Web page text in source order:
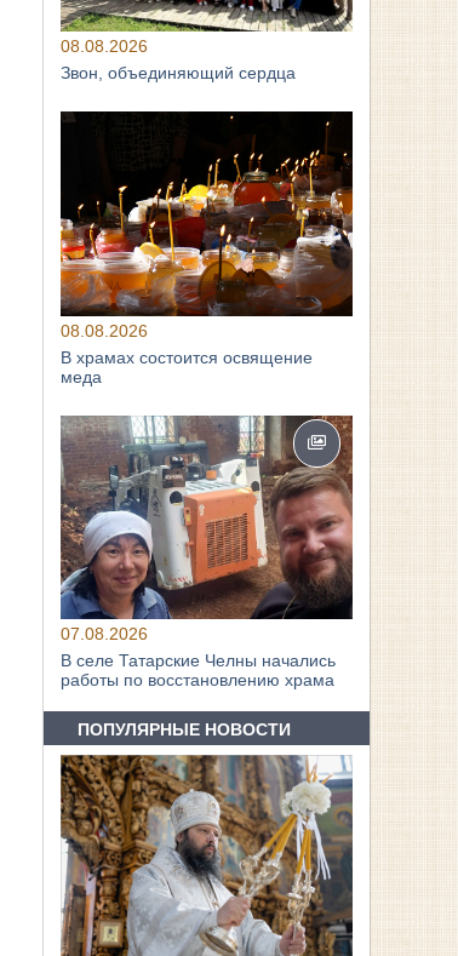
08.08.2026
Звон, объединяющий сердца
08.08.2026
В храмах состоится освящение
меда
07.08.2026
В селе Татарские Челны начались
работы по восстановлению храма
ПОПУЛЯРНЫЕ НОВОСТИ